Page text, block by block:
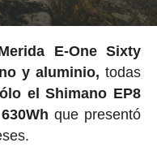
E-One Sixty
y aluminio, todas
el Shimano EP8
que presentó